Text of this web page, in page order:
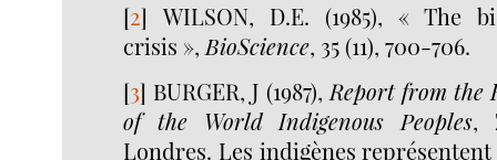
[2]WILSON, D.E. (1985), « The
crisis », BioScience, 35 (11), 700-706.
[3] BURGER, J (1987), Report from the
of the World Indigenous Peoples,
Londres. Les indigènes représentent